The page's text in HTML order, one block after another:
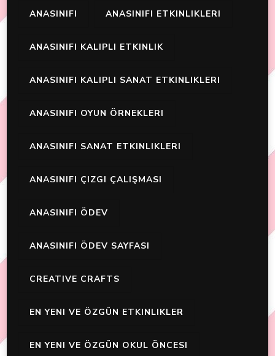
ANASINIFI ANASINIFI ETKINLIKLERI
ANASINIFI KALIPLI ETKINLIK
ANASINIFI KALIPLI SANAT ETKINLIKLERI
ANASINIFI OYUN ÖRNEKLERI
ANASINIFI SANAT ETKINLIKLERI
ANASINIFI ÇIZGI ÇALIŞMASI
ANASINIFI ÖDEV
ANASINIFI ÖDEV SAYFASI
CREATIVE CRAFTS
EN YENI VE ÖZGÜN ETKINLIKLER
EN YENI VE ÖZGÜN OKUL ÖNCESI